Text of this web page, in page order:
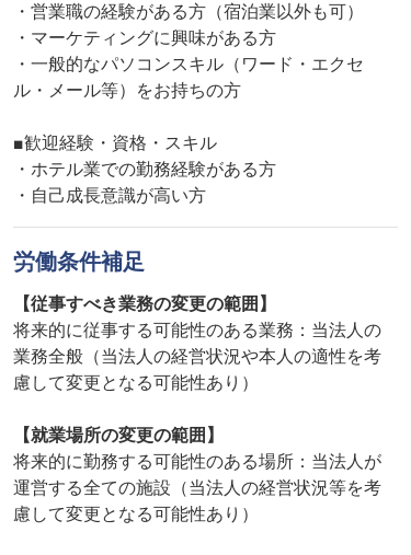
・営業職の経験がある方（宿泊業以外も可）
・マーケティングに興味がある方
・一般的なパソコンスキル（ワード・エクセ
ル・メール等）をお持ちの方
■歓迎経験・資格・スキル
・ホテル業での勤務経験がある方
・自己成長意識が高い方
労働条件補足
【従事すべき業務の変更の範囲】
将来的に従事する可能性のある業務：当法人の
業務全般（当法人の経営状況や本人の適性を考
慮して変更となる可能性あり）
【就業場所の変更の範囲】
将来的に勤務する可能性のある場所：当法人が
運営する全ての施設（当法人の経営状況等を考
慮して変更となる可能性あり）